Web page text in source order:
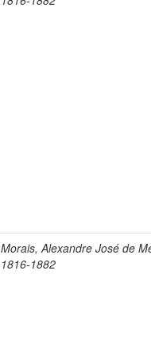
Morais, Alexandre José de
1816-1882